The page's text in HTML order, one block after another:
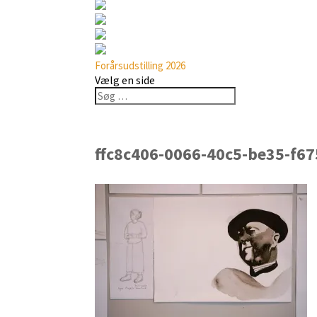
Forårsudstilling 2026
Vælg en side
ffc8c406-0066-40c5-be35-